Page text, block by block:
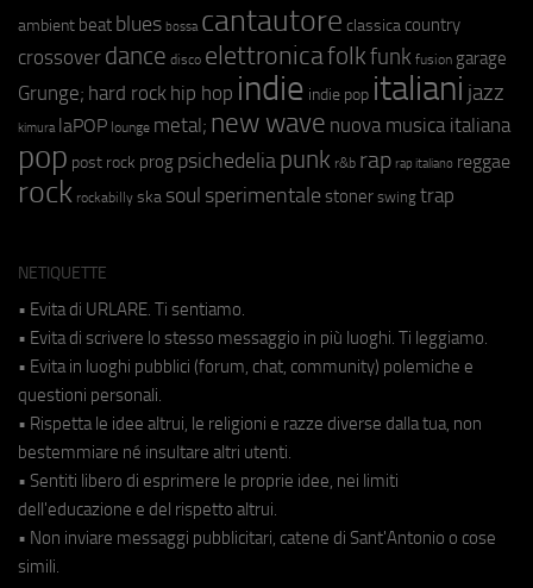
ambient beat blues bossa cantautore classica country
crossover dance disco elettronicafolkfunk fusion garage
Grunge; hard rock hip hop indie indie pop italiani jazz
kimura laPOP lounge metal; new wave nuova musica italiana
pop post rock prog psichedeliapunk r&b rap rap italiano reggae
rock rockabilly ska soul sperimentale stoner swing trap
NETIQUETTE
• Evita di URLARE. Ti sentiamo.
• Evita di scrivere lo stesso messaggio in più luoghi. Ti leggiamo.
• Evita in luoghi pubblici (forum, chat, community) polemiche e
questioni personali.
• Rispetta le idee altrui, le religioni e razze diverse dalla tua, non
bestemmiare né insultare altri utenti.
• Sentiti libero di esprimere le proprie idee, nei limiti
dell'educazione e del rispetto altrui.
• Non inviare messaggi pubblicitari, catene di Sant'Antonio o cose
simili.